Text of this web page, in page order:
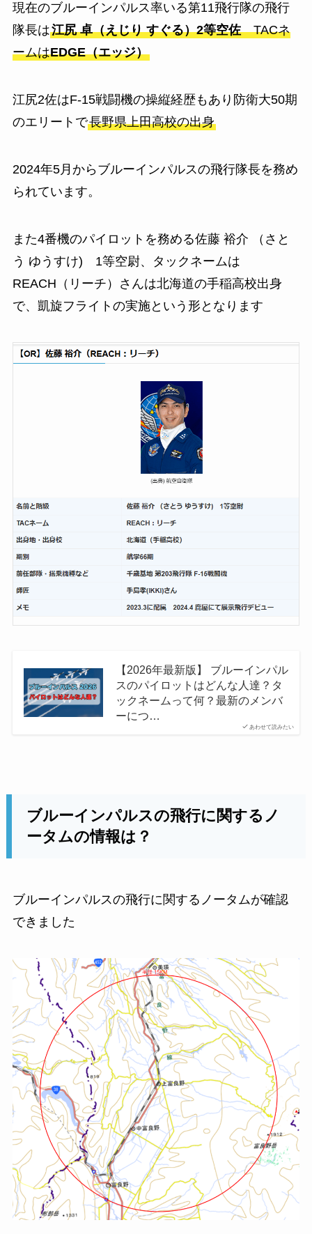
現在のブルーインパルス率いる第11飛行隊の飛行
隊長は江尻 卓（えじり すぐる）2等空佐TACネ
ームはEDGE（エッジ）
江尻2佐はF-15戦闘機の操縦経歴もあり防衛大50期
のエリートで長野県上田高校の出身
2024年5月からブルーインパルスの飛行隊長を務め
られています。
また4番機のパイロットを務める佐藤 裕介 （さと
う ゆうすけ) 1等空尉、タックネームは
REACH（リーチ）さんは北海道の手稲高校出身
で、凱旋フライトの実施という形となります
あわせて読みたい
【2026年最新版】 ブルーインパル
スのパイロットはどんな人達？タ
ックネームって何？最新のメンバ
ーにつ…
ブルーインパルスの飛行に関するノ
ータムの情報は？
ブルーインパルスの飛行に関するノータムが確認
できました